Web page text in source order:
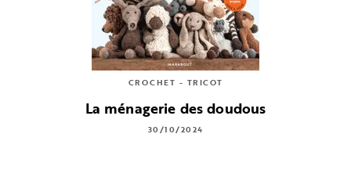
CROCHET - TRICOT
La ménagerie des doudous
30/10/2024